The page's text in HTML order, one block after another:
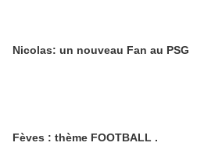
Nicolas: un nouveau Fan au PSG
Fèves : thème FOOTBALL .